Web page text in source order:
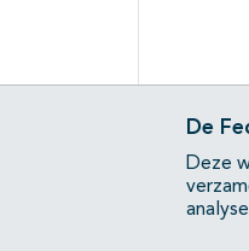
De
Deze